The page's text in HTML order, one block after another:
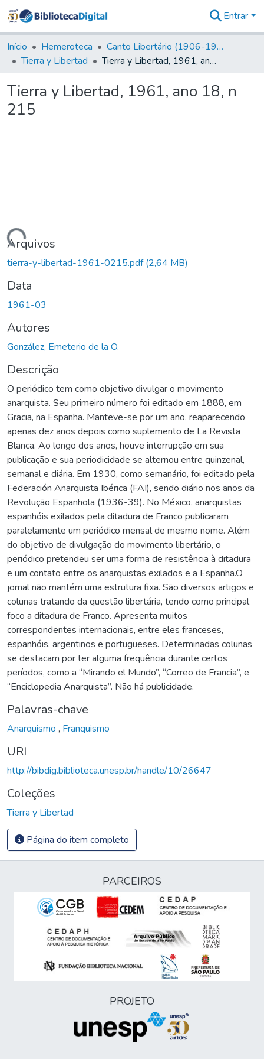
&
Coleções
Tudo na
Digital
Entrar
Início Hemeroteca
Canto Libertário (1906-1995)
Tierra y Libertad
Tierra y Libertad, 1961, ano 18, n 215
Tierra y Libertad, 1961, ano 18, n
215
Arquivos
tierra-y-libertad-1961-0215.pdf(2,64 MB)
Data
1961-03
Autores
González, Emeterio de la O.
Descrição
O periódico tem como objetivo divulgar o movimento
anarquista. Seu primeiro número foi editado em 1888, em
Gracia, na Espanha. Manteve-se por um ano, reaparecendo
apenas dez anos depois como suplemento de La Revista
Blanca. Ao longo dos anos, houve interrupção em sua
publicação e sua periodicidade se alternou entre quinzenal,
semanal e diária. Em 1930, como semanário, foi editado pela
Federación Anarquista Ibérica (FAI), sendo diário nos anos da
Revolução Espanhola (1936-39). No México, anarquistas
espanhóis exilados pela ditadura de Franco publicaram
paralelamente um periódico mensal de mesmo nome. Além
do objetivo de divulgação do movimento libertário, o
periódico pretendeu ser uma forma de resistência à ditadura
e um contato entre os anarquistas exilados e a Espanha.O
jornal não mantém uma estrutura fixa. São diversos artigos e
colunas tratando da questão libertária, tendo como principal
foco a ditadura de Franco. Apresenta muitos
correspondentes internacionais, entre eles franceses,
espanhóis, argentinos e portugueses. Determinadas colunas
se destacam por ter alguma frequência durante certos
períodos, como a “Mirando el Mundo”, “Correo de Francia”, e
“Enciclopedia Anarquista”. Não há publicidade.
Palavras-chave
Anarquismo , Franquismo
URI
http://bibdig.biblioteca.unesp.br/handle/10/26647
Coleções
Tierra y Libertad
Página do item completo
PARCEIROS
PROJETO